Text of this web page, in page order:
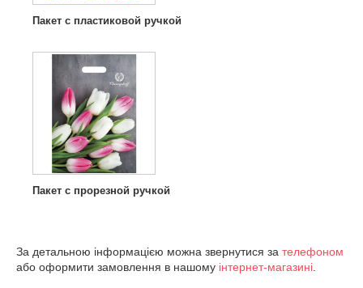
Пакет с пластиковой ручкой
Пакет с прорезной ручкой
За детальною інформацією можна звернутися за телефоном
або оформити замовлення в нашому інтернет-магазині